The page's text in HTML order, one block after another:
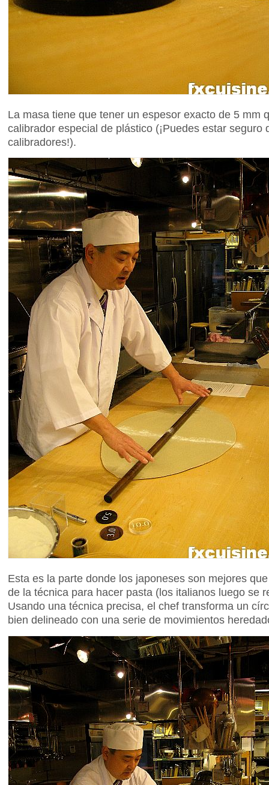
La masa tiene que tener un espesor exacto de 5 mm
calibrador especial de plástico (¡Puedes estar seguro
calibradores!).
Esta es la parte donde los japoneses son mejores
de la técnica para hacer pasta (los italianos luego se
Usando una técnica precisa, el chef transforma un
bien delineado con una serie de movimientos